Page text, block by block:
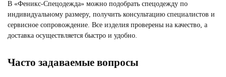
В «Феникс-Спецодежда» можно подобрать спецодежду по
индивидуальному размеру, получить консультацию специалистов и
сервисное сопровождение. Все изделия проверены на качество, а
доставка осуществляется быстро и удобно.
Часто задаваемые вопросы